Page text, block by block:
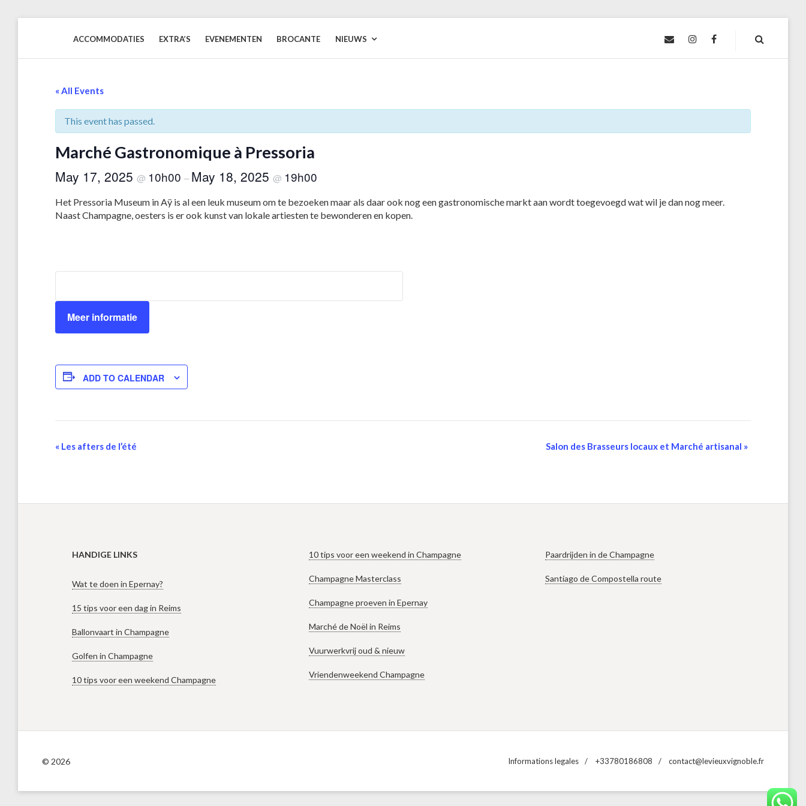
ACCOMMODATIES EXTRA’S EVENEMENTEN BROCANTE NIEUWS CONTACT@LEVIEUXVIGNOBLE.FR
INSTAGRAMFACEBOOK
« All Events
This event has passed.
Marché Gastronomique à Pressoria
May 17, 2025 @ 10h00 – May 18, 2025 @ 19h00
Het Pressoria Museum in Aÿ is al een leuk museum om te bezoeken maar als daar ook nog een gastronomische markt aan wordt toegevoegd wat wil je dan nog meer.
Naast Champagne, oesters is er ook kunst van lokale artiesten te bewonderen en kopen.
Meer informatie
ADD TO CALENDAR
Event
« Les afters de l’été Salon des Brasseurs locaux et Marché artisanal »
HANDIGE LINKS
Wat te doen in Epernay?
15 tips voor een dag in Reims
Ballonvaart in Champagne
Golfen in Champagne
10 tips voor een weekend Champagne
10 tips voor een weekend in Champagne
Champagne Masterclass
Champagne proeven in Epernay
Marché de Noël in Reims
Vuurwerkvrij oud & nieuw
Vriendenweekend Champagne
Paardrijden in de Champagne
Santiago de Compostella route
© 2026 Informations legales +33780186808 contact@levieuxvignoble.fr